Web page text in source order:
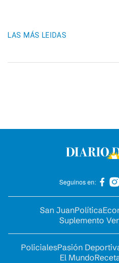
LAS MÁS LEIDAS
Seguinos en:
San JuanPolítica
Suplemento
PolicialesPasión
El Mundo